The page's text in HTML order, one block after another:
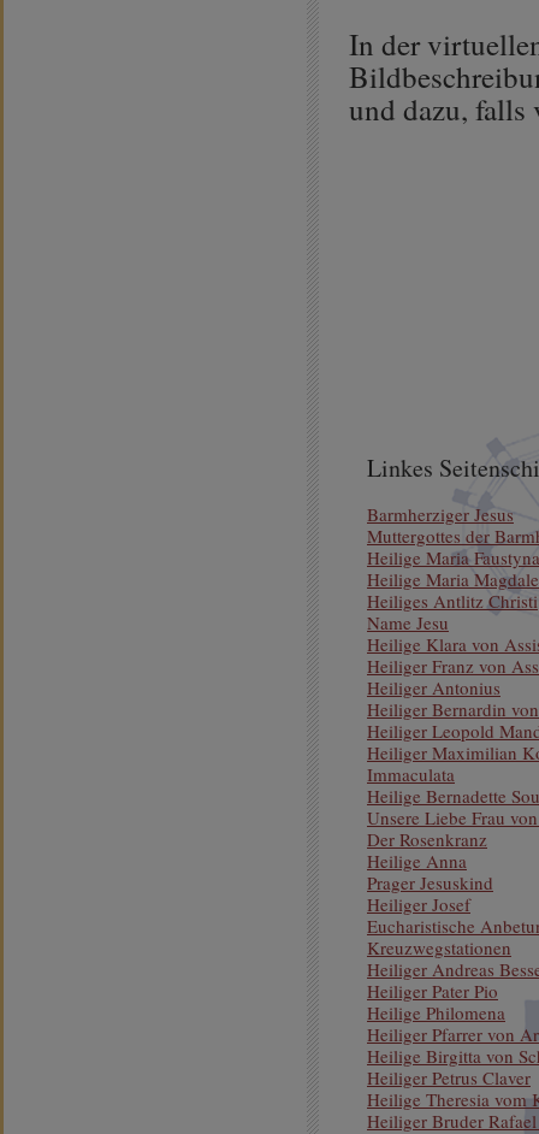
In der
und dazu,
Linkes
Barmherziger Jesus
Muttergottes der
Heilige Maria
Heilige Maria
Heiliges Antlitz Christi
Name Jesu
Heilige Klara von
Heiliger Franz von
Heiliger Antonius
Heiliger Bernardin
Heiliger Leopold
Heiliger Maximilian
Immaculata
Heilige Bernadette
Unsere Liebe Frau
Der Rosenkranz
Heilige Anna
Prager Jesuskind
Heiliger Josef
Eucharistische
Kreuzwegstationen
Heiliger Andreas
Heiliger Pater Pio
Heilige Philomena
Heiliger Pfarrer von
Heilige Birgitta von
Heiliger Petrus Claver
Heilige Theresia vom
Heiliger Bruder